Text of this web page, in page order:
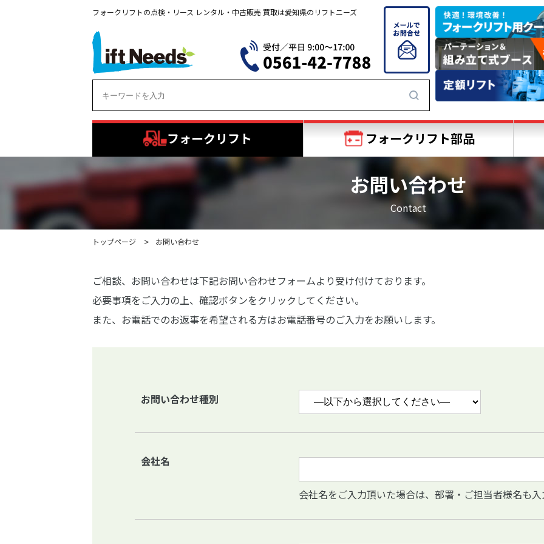
フォークリフトの点検・リース レンタル・中古販売 買取は愛知県のリフトニーズ
フォークリフト フォークリフト部品
お問い合わせ
Contact
トップページ お問い合わせ
ご相談、お問い合わせは下記お問い合わせフォームより受け付けております。
必要事項をご入力の上、確認ボタンをクリックしてください。
また、お電話でのお返事を希望される方はお電話番号のご入力をお願いします。
お問い合わせ種別
会社名
会社名をご入力頂いた場合は、部署・ご担当者様名も入